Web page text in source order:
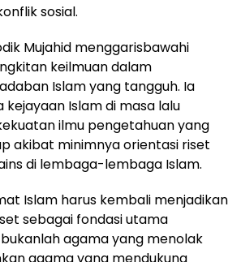
sosial.
Mujahid menggarisbawahi
keilmuan dalam
Islam yang tangguh. Ia
Islam di masa lalu
ilmu pengetahuan yang
akibat minimnya orientasi riset
di lembaga-lembaga Islam.
Islam harus kembali menjadikan
sebagai fondasi utama
bukanlah agama yang menolak